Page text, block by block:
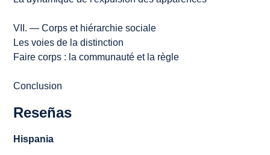
VII. — Corps et hiérarchie sociale
Les voies de la distinction
Faire corps : la communauté et la règle
Conclusion
Reseñas
Hispania